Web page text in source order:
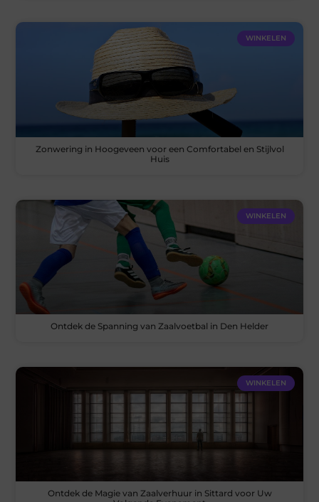
WINKELEN
Zonwering in Hoogeveen voor een Comfortabel en Stijlvol
Huis
WINKELEN
Ontdek de Spanning van Zaalvoetbal in Den Helder
WINKELEN
Ontdek de Magie van Zaalverhuur in Sittard voor Uw